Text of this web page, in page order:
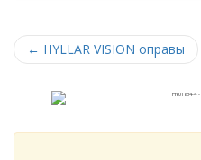
← HYLLAR VISION оправы